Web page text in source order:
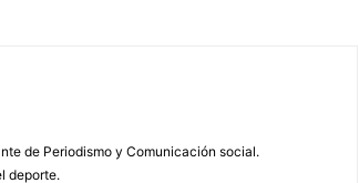
de Periodismo y Comunicación social.
deporte.